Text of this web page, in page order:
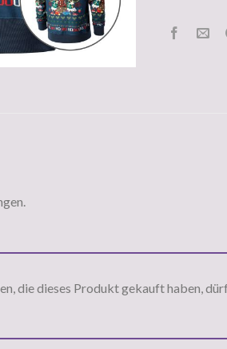
die dieses Produkt gekauft haben,